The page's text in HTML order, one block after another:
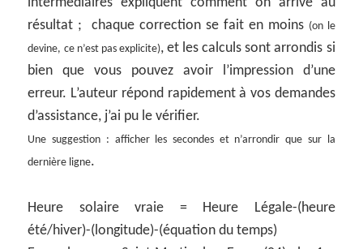
résultat ; chaque correction se fait en moins (on le
devine, ce n’est pas explicite), et les calculs sont arrondis si
bien que vous pouvez avoir l’impression d’une
erreur. L’auteur répond rapidement à vos demandes
d’assistance, j’ai pu le vérifier.
Une suggestion : afficher les secondes et n’arrondir que sur la
dernière ligne.
Heure solaire vraie = Heure Légale-(heure
été/hiver)-(longitude)-(équation du temps)